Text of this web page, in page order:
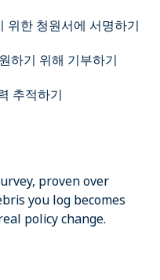
위한 청원서에 서명하기
하기 위해 기부하기
추적하기
proven over
you log becomes
policy change.